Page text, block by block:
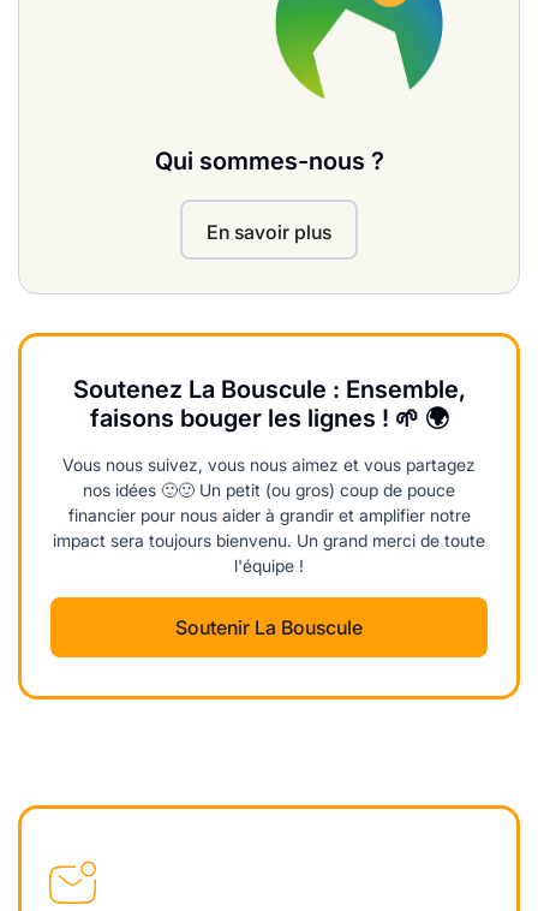
Qui sommes-nous ?
En savoir plus
Soutenez La Bouscule : Ensemble,
faisons bouger les lignes ! 🌱 🌍
Vous nous suivez, vous nous aimez et vous partagez
nos idées 🙂🙂 Un petit (ou gros) coup de pouce
financier pour nous aider à grandir et amplifier notre
impact sera toujours bienvenu. Un grand merci de toute
l'équipe !
Soutenir La Bouscule